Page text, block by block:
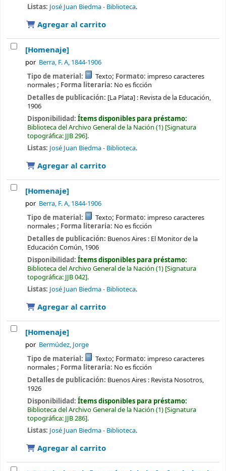
Listas: José Juan Biedma - Biblioteca.
Agregar al carrito
[Homenaje]
por Berra, F. A, 1844-1906
Tipo de material: Texto; Formato: impreso caracteres
normales; Forma literaria: No es ficción
Detalles de publicación: [La Plata] : Revista de la Educación,
1906
Disponibilidad: Ítems disponibles para préstamo:
Biblioteca del Archivo General de la Nación (1) Signatura
topográfica: JJB 296 .
Listas: José Juan Biedma - Biblioteca.
Agregar al carrito
[Homenaje]
por Berra, F. A, 1844-1906
Tipo de material: Texto; Formato: impreso caracteres
normales; Forma literaria: No es ficción
Detalles de publicación: Buenos Aires : El Monitor de la
Educación Común, 1906
Disponibilidad: Ítems disponibles para préstamo:
Biblioteca del Archivo General de la Nación (1) Signatura
topográfica: JJB 042 .
Listas: José Juan Biedma - Biblioteca.
Agregar al carrito
[Homenaje]
por Bermúdez, Jorge
Tipo de material: Texto; Formato: impreso caracteres
normales; Forma literaria: No es ficción
Detalles de publicación: Buenos Aires : Revista Nosotros,
1926
Disponibilidad: Ítems disponibles para préstamo:
Biblioteca del Archivo General de la Nación (1) Signatura
topográfica: JJB 286 .
Listas: José Juan Biedma - Biblioteca.
Agregar al carrito